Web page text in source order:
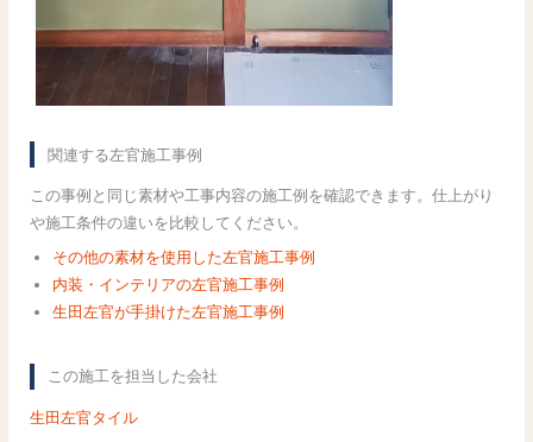
関連する左官施工事例
この事例と同じ素材や工事内容の施工例を確認できます。仕上がり
や施工条件の違いを比較してください。
その他の素材を使用した左官施工事例
内装・インテリアの左官施工事例
生田左官が手掛けた左官施工事例
この施工を担当した会社
生田左官タイル